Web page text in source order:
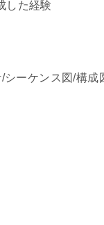
した経験
ーケンス図/構